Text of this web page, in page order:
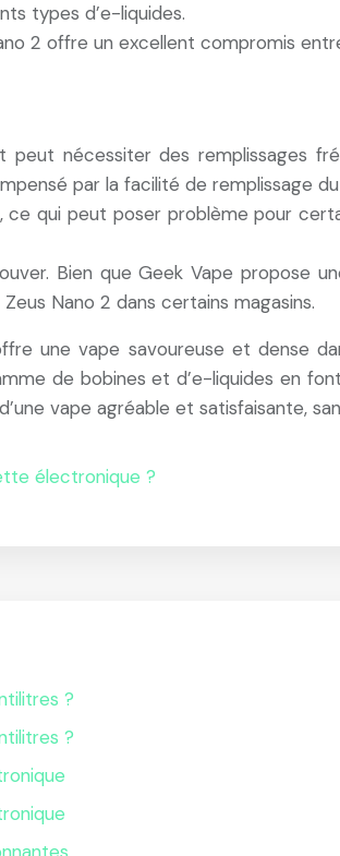
types d’e-liquides.
2 offre un excellent compromis
nécessiter des remplissages
par la facilité de remplissage
qui peut poser problème pour
Bien que Geek Vape propose
Nano 2 dans certains magasins.
une vape savoureuse et dense
de bobines et d’e-liquides en
vape agréable et satisfaisante,
électronique ?
?
?